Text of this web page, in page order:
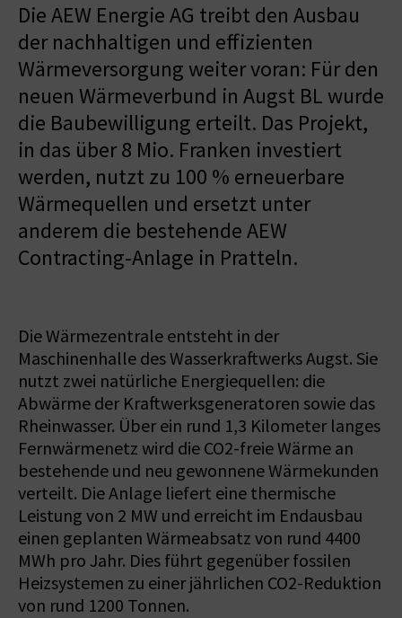
Die AEW Energie AG treibt den Ausbau
der nachhaltigen und effizienten
Wärmeversorgung weiter voran: Für den
neuen Wärmeverbund in Augst BL wurde
die Baubewilligung erteilt. Das Projekt,
in das über 8 Mio. Franken investiert
werden, nutzt zu 100 % erneuerbare
Wärmequellen und ersetzt unter
anderem die bestehende AEW
Contracting-Anlage in Pratteln.
Die Wärmezentrale entsteht in der
Maschinenhalle des Wasserkraftwerks Augst. Sie
nutzt zwei natürliche Energiequellen: die
Abwärme der Kraftwerksgeneratoren sowie das
Rheinwasser. Über ein rund 1,3 Kilometer langes
Fernwärmenetz wird die CO2-freie Wärme an
bestehende und neu gewonnene Wärmekunden
verteilt. Die Anlage liefert eine thermische
Leistung von 2 MW und erreicht im Endausbau
einen geplanten Wärmeabsatz von rund 4400
MWh pro Jahr. Dies führt gegenüber fossilen
Heizsystemen zu einer jährlichen CO2-Reduktion
von rund 1200 Tonnen.